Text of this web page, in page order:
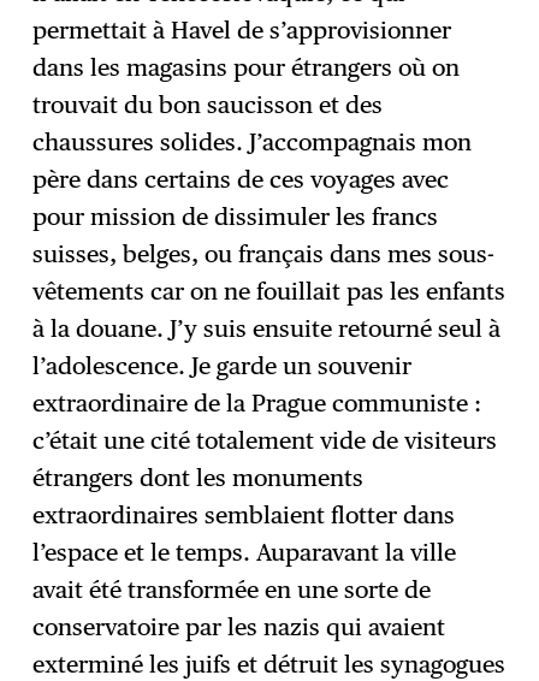
permettait à Havel de s’approvisionner
dans les magasins pour étrangers où on
trouvait du bon saucisson et des
chaussures solides. J’accompagnais mon
père dans certains de ces voyages avec
pour mission de dissimuler les francs
suisses, belges, ou français dans mes sous-
vêtements car on ne fouillait pas les enfants
à la douane. J’y suis ensuite retourné seul à
l’adolescence. Je garde un souvenir
extraordinaire de la Prague communiste :
c’était une cité totalement vide de visiteurs
étrangers dont les monuments
extraordinaires semblaient flotter dans
l’espace et le temps. Auparavant la ville
avait été transformée en une sorte de
conservatoire par les nazis qui avaient
exterminé les juifs et détruit les synagogues